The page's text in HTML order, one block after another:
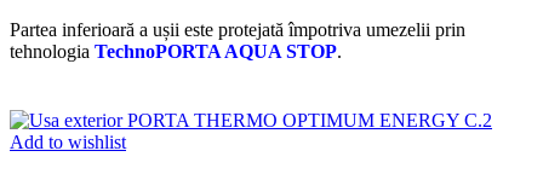
Partea inferioară a ușii este protejată împotriva umezelii prin
tehnologia TechnoPORTA AQUA STOP.
Add to wishlist